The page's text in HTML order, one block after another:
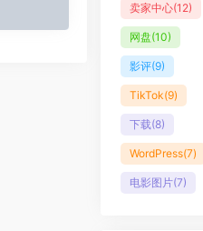
卖家中心(12)
网盘(10)
影评(9)
TikTok(9)
下载(8)
WordPress(7)
电影图片(7)